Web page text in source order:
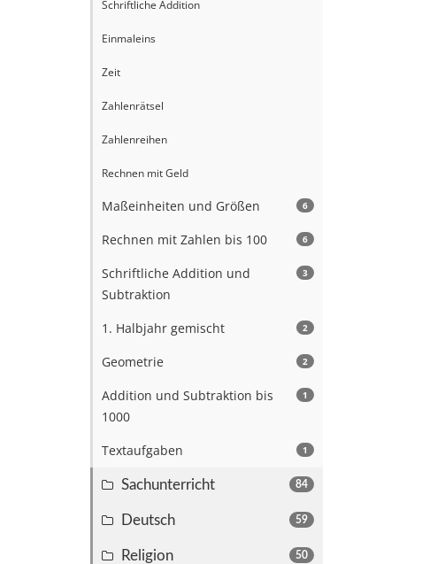
Schriftliche Addition
Einmaleins
Zeit
Zahlenrätsel
Zahlenreihen
Rechnen mit Geld
6
Maßeinheiten und Größen
6
Rechnen mit Zahlen bis 100
3
Schriftliche Addition und
Subtraktion
2
1. Halbjahr gemischt
2
Geometrie
1
Addition und Subtraktion bis
1000
1
Textaufgaben
84
Sachunterricht
59
Deutsch
50
Religion